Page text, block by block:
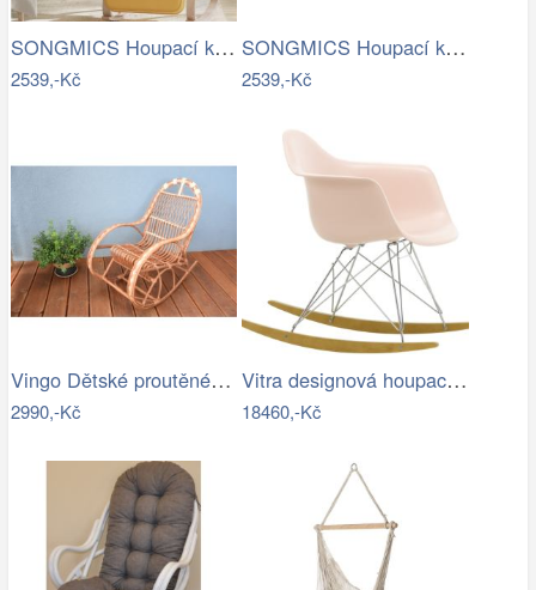
SONGMICS Houpací křeslo polstrované…
2539,-Kč
SONGMICS Houpací křeslo polstrované…
2539,-Kč
Vingo Dětské proutěné houpací křeslo
2990,-Kč
Vitra designová houpací křesla RAR
18460,-Kč